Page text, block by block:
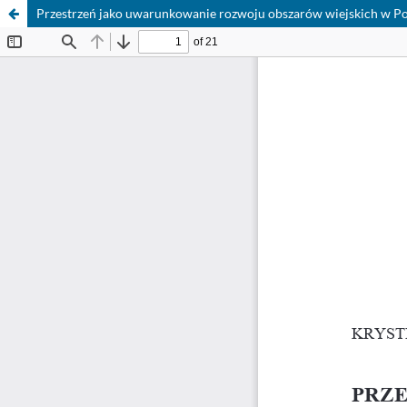
Przestrzeń jako uwarunkowanie rozwoju obszarów wiejskich w